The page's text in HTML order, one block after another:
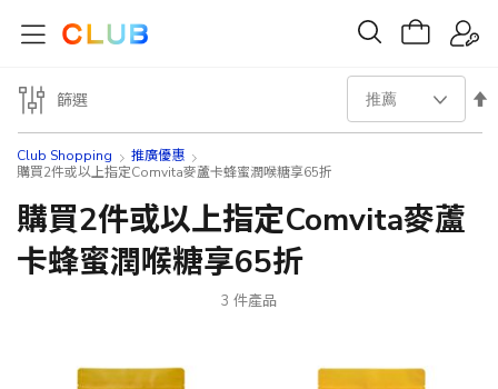
Club Shopping
推廣優惠
購買2件或以上指定Comvita麥蘆卡蜂蜜潤喉糖享65折
購買2件或以上指定Comvita麥蘆
卡蜂蜜潤喉糖享65折
3 件產品
設
篩選